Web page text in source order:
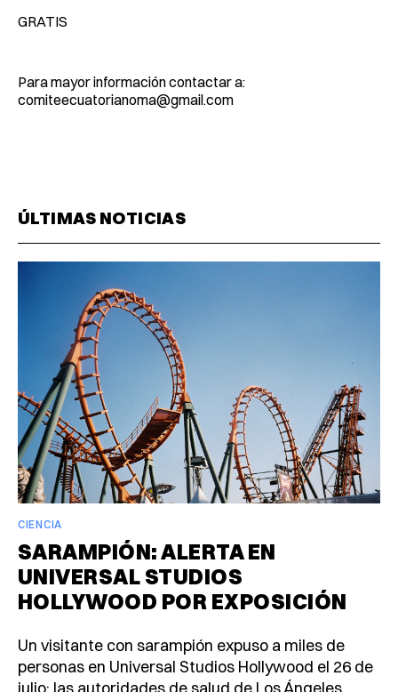
GRATIS
Para mayor información contactar a:
comiteecuatorianoma@gmail.com
ÚLTIMAS NOTICIAS
CIENCIA
SARAMPIÓN: ALERTA EN
UNIVERSAL STUDIOS
HOLLYWOOD POR EXPOSICIÓN
Un visitante con sarampión expuso a miles de
personas en Universal Studios Hollywood el 26 de